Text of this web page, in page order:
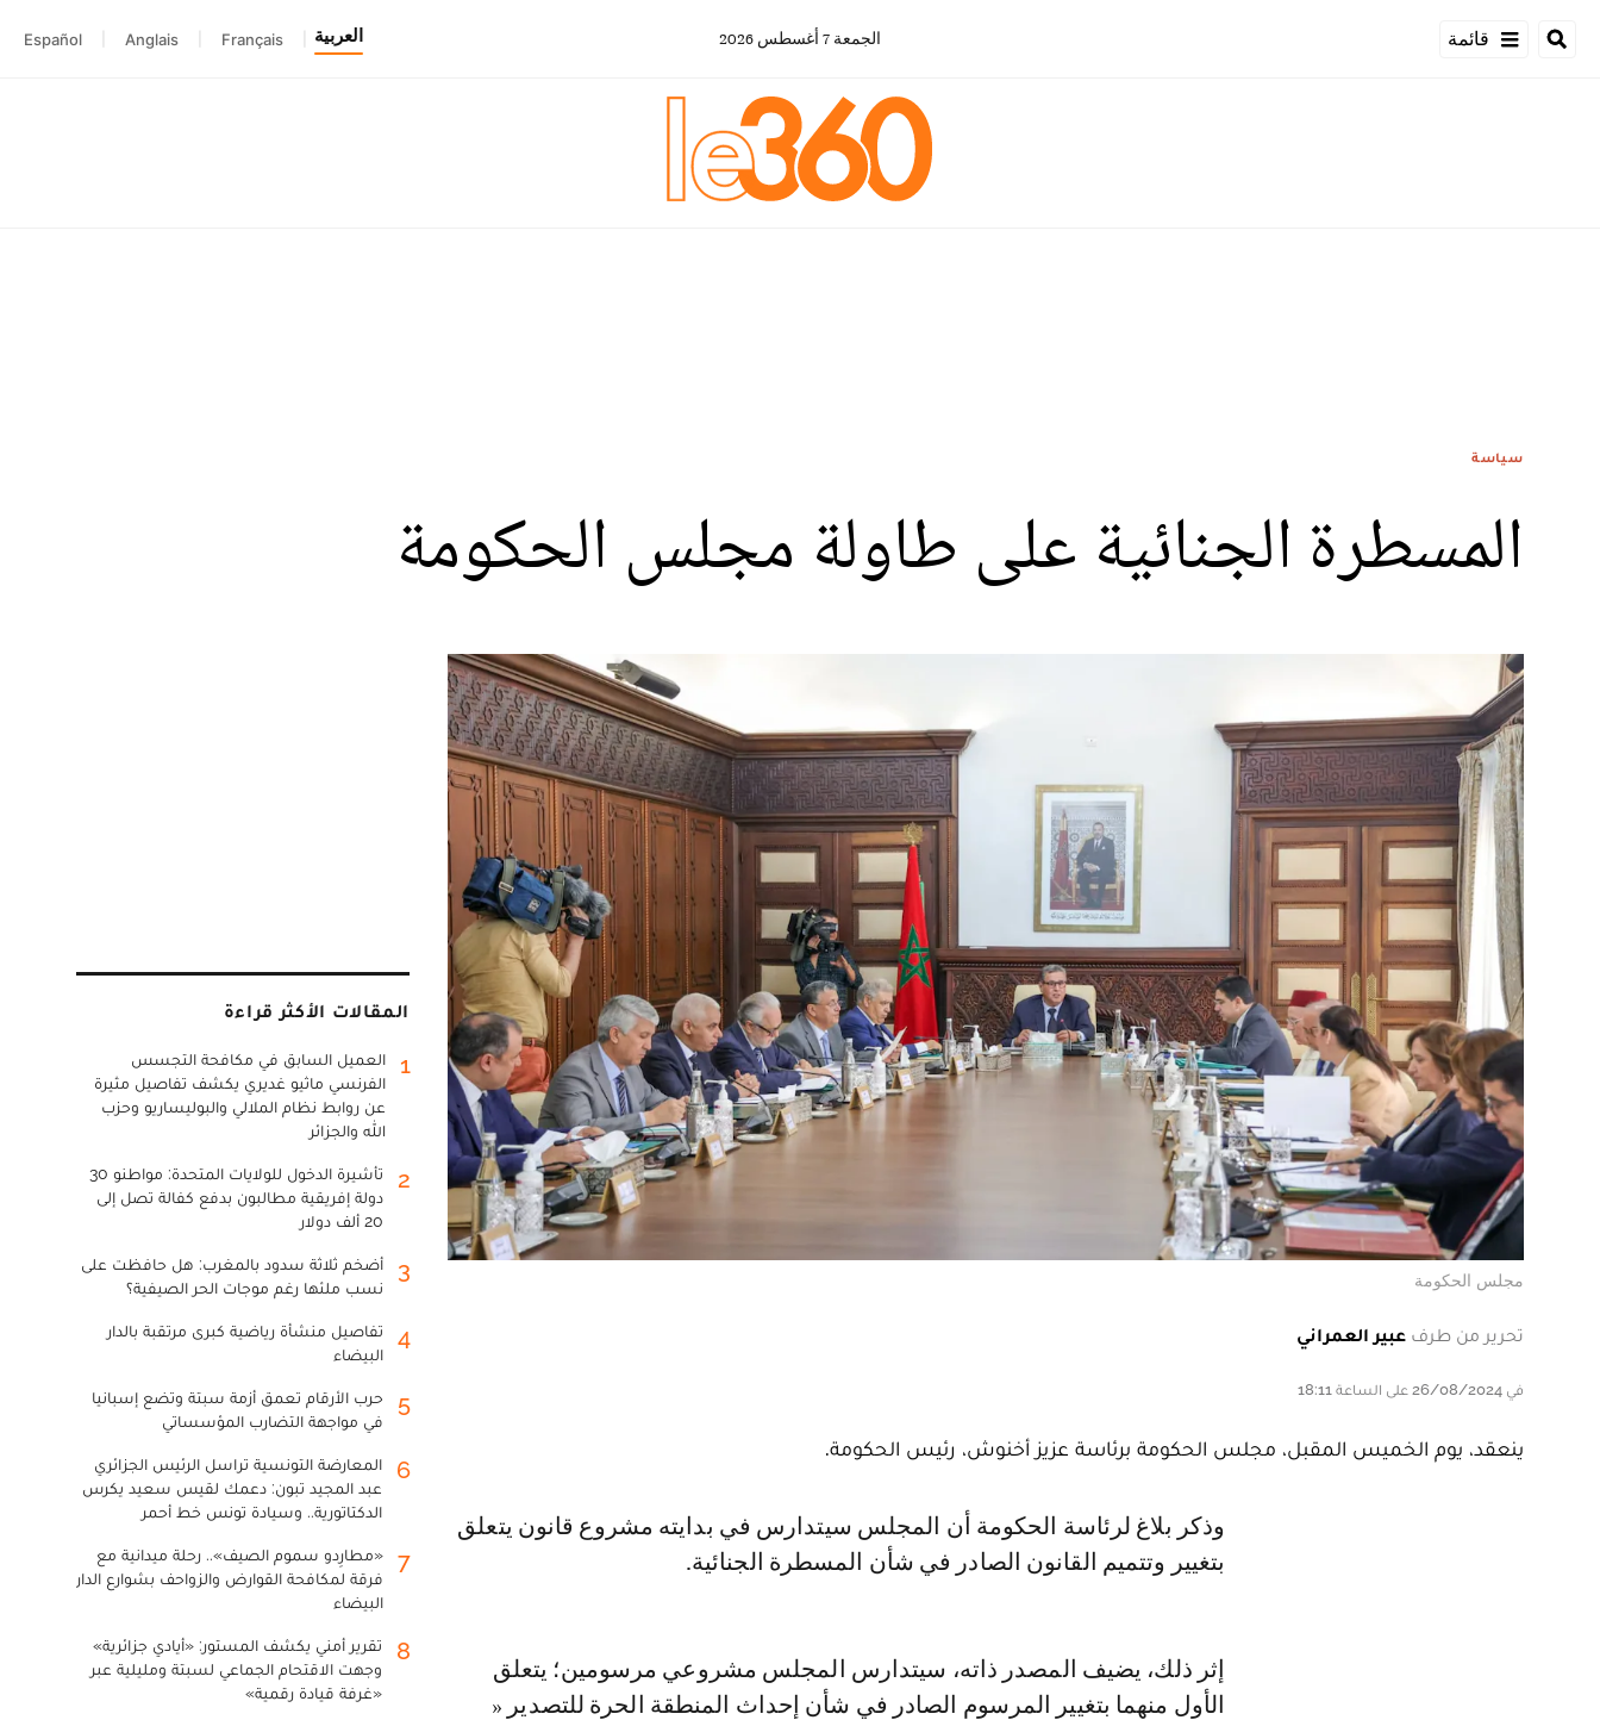
قائمة الجمعة 7 أغسطس 2026 العربية Français
Anglais
Español
سياسة
المسطرة الجنائية على طاولة مجلس الحكومة
مجلس الحكومة
تحرير من طرف عبير العمراني
في 26/08/2024 على الساعة 18:11
ينعقد، يوم الخميس المقبل، مجلس الحكومة برئاسة عزيز أخنوش، رئيس الحكومة.
وذكر بلاغ لرئاسة الحكومة أن المجلس سيتدارس في بدايته مشروع قانون يتعلق
بتغيير وتتميم القانون الصادر في شأن المسطرة الجنائية.
إثر ذلك، يضيف المصدر ذاته، سيتدارس المجلس مشروعي مرسومين؛ يتعلق
الأول منهما بتغيير المرسوم الصادر في شأن إحداث المنطقة الحرة للتصدير «
المقالات الأكثر قراءة
1
العميل السابق في مكافحة التجسس
الفرنسي ماثيو غديري يكشف تفاصيل مثيرة
عن روابط نظام الملالي والبوليساريو وحزب
الله والجزائر
2
تأشيرة الدخول للولايات المتحدة: مواطنو 30
دولة إفريقية مطالبون بدفع كفالة تصل إلى
20 ألف دولار
3
أضخم ثلاثة سدود بالمغرب: هل حافظت على
نسب ملئها رغم موجات الحر الصيفية؟
4
تفاصيل منشأة رياضية كبرى مرتقبة بالدار
البيضاء
5
حرب الأرقام تعمق أزمة سبتة وتضع إسبانيا
في مواجهة التضارب المؤسساتي
6
المعارضة التونسية تراسل الرئيس الجزائري
عبد المجيد تبون: دعمك لقيس سعيد يكرس
الدكتاتورية.. وسيادة تونس خط أحمر
7
«مطارِدو سموم الصيف».. رحلة ميدانية مع
فرقة لمكافحة القوارض والزواحف بشوارع الدار
البيضاء
8
تقرير أمني يكشف المستور: «أيادي جزائرية»
وجهت الاقتحام الجماعي لسبتة ومليلية عبر
«غرفة قيادة رقمية»